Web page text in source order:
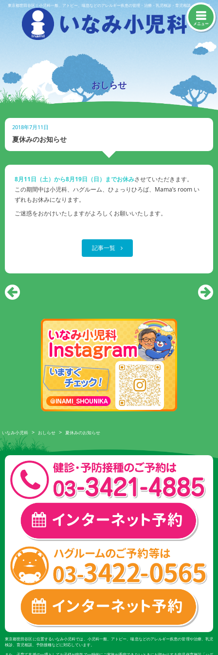
Skip東京都世田谷区｜小児科一般、アトピー、喘息などのアレルギー疾患の管理・治療・乳児検診・育児相談・予防接種
メニュー
おしらせ
2018年7月11日
夏休みのお知らせ
8月11日（土）から8月19日（日）までお休みさせていただきます。
この期間中は小児科、ハグルーム、ひょっりひろば、Mama’s room い
ずれもお休みになります。
ご迷惑をおかけいたしますがよろしくお願いいたします。
記事一覧
いなみ小児科 > おしらせ > 夏休みのお知らせ
東京都世田谷区に位置するいなみ小児科では、小児科一般、アトピー、喘息などのアレルギー疾患の管理や治療、乳児
検診、育児相談、予防接種などに対応しています。